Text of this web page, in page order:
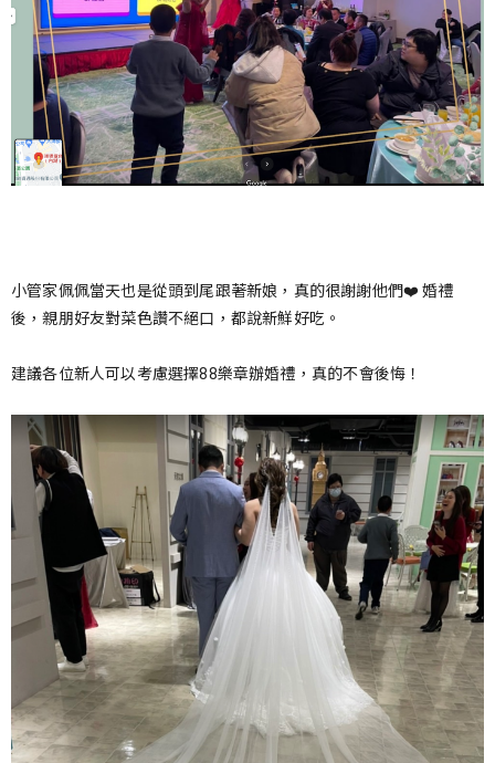
小管家佩佩當天也是從頭到尾跟著新娘，真的很謝謝他們❤️ 婚禮
後，親朋好友對菜色讚不絕口，都說新鮮好吃。
建議各位新人可以考慮選擇88樂章辦婚禮，真的不會後悔！